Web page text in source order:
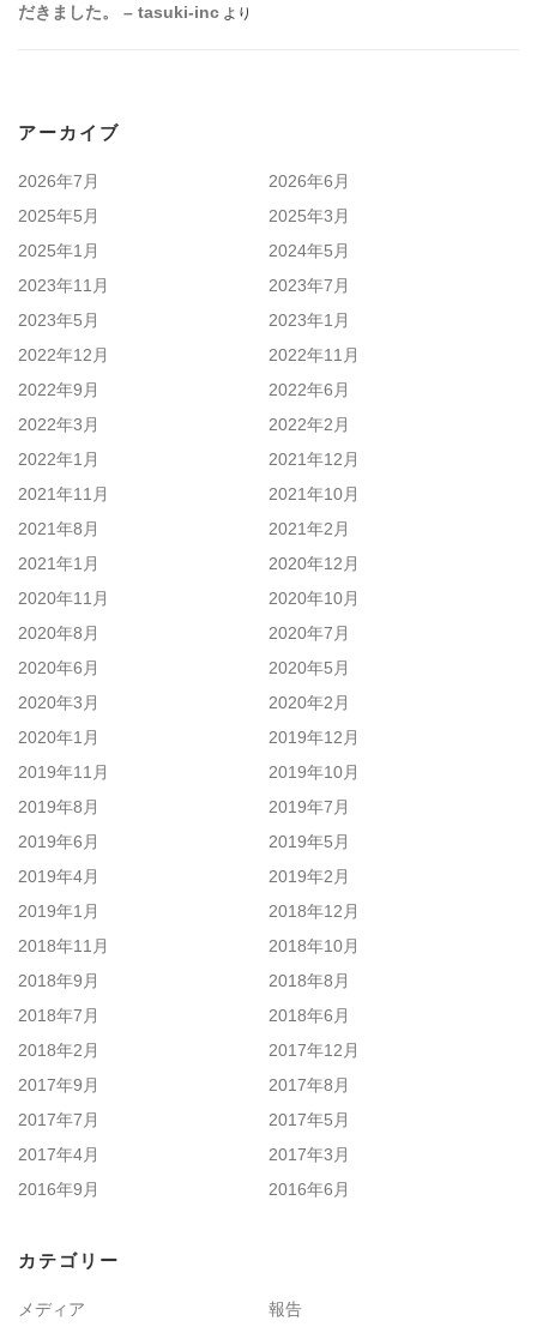
だきました。 – tasuki-inc より
アーカイブ
2026年7月
2026年6月
2025年5月
2025年3月
2025年1月
2024年5月
2023年11月
2023年7月
2023年5月
2023年1月
2022年12月
2022年11月
2022年9月
2022年6月
2022年3月
2022年2月
2022年1月
2021年12月
2021年11月
2021年10月
2021年8月
2021年2月
2021年1月
2020年12月
2020年11月
2020年10月
2020年8月
2020年7月
2020年6月
2020年5月
2020年3月
2020年2月
2020年1月
2019年12月
2019年11月
2019年10月
2019年8月
2019年7月
2019年6月
2019年5月
2019年4月
2019年2月
2019年1月
2018年12月
2018年11月
2018年10月
2018年9月
2018年8月
2018年7月
2018年6月
2018年2月
2017年12月
2017年9月
2017年8月
2017年7月
2017年5月
2017年4月
2017年3月
2016年9月
2016年6月
カテゴリー
メディア 報告